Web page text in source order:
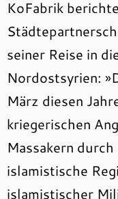
KoFabrik
seiner Reise in
Nordostsyrien:
März diesen
kriegerischen
Massakern
islamistische
islamistischer